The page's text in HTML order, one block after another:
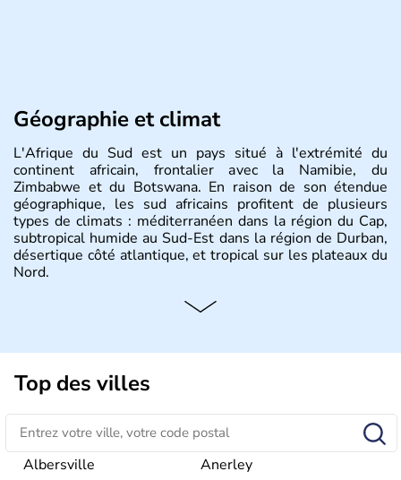
Géographie et climat
L'Afrique du Sud est un pays situé à l'extrémité du
continent africain, frontalier avec la Namibie, du
Zimbabwe et du Botswana. En raison de son étendue
géographique, les sud africains profitent de plusieurs
types de climats : méditerranéen dans la région du Cap,
subtropical humide au Sud-Est dans la région de Durban,
désertique côté atlantique, et tropical sur les plateaux du
Nord.
Histoire et administration
du Sud a connu une évolution démocratique avec
l'accession au pouvoir de l'ancien prisonnier Nelson
Mandela. Sa capitale administrative est aujourd'hui
Pretoria. L'Afrique du Sud est riche en ressources
minières, notamment avec l'or et le charbon.
Top des villes
Albersville
Anerley